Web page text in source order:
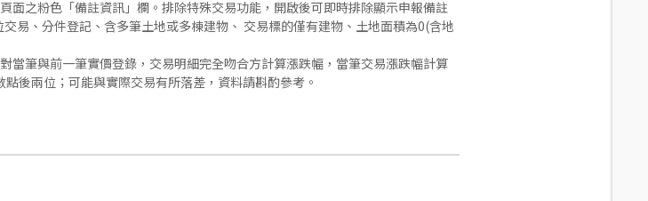
之粉色「備註資訊」欄。排除特殊交易功能，開啟後可即時排除顯示申報備註
易、分件登記、含多筆土地或多棟建物、 交易標的僅有建物、土地面積為0(含地
筆與前一筆實價登錄，交易明細完全吻合方計算漲跌幅，當筆交易漲跌幅計算
後兩位；可能與實際交易有所落差，資料請斟酌參考。